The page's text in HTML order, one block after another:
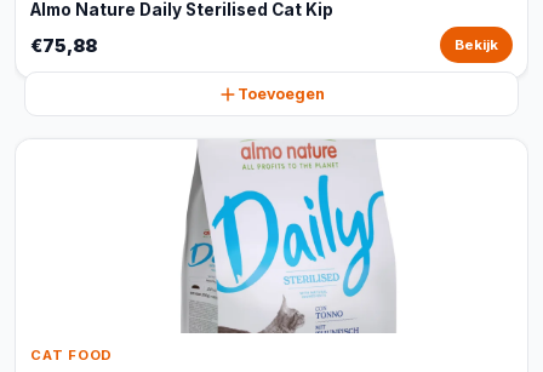
Almo Nature Daily Sterilised Cat Kip
€75,88 Bekijk
Toevoegen
CAT FOOD